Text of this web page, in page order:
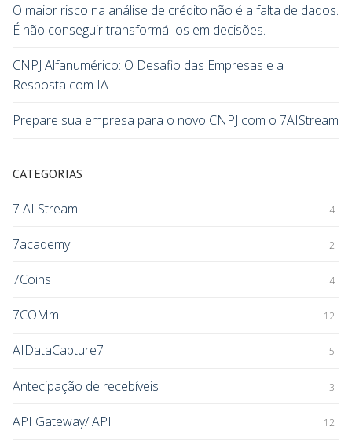
O maior risco na análise de crédito não é a falta de dados.
É não conseguir transformá-los em decisões.
CNPJ Alfanumérico: O Desafio das Empresas e a
Resposta com IA
Prepare sua empresa para o novo CNPJ com o 7AIStream
CATEGORIAS
7 AI Stream 4
7academy 2
7Coins 4
7COMm 12
AIDataCapture7 5
Antecipação de recebíveis 3
API Gateway/ API 12